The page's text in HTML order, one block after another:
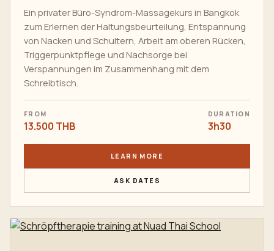
Ein privater Büro-Syndrom-Massagekurs in Bangkok
zum Erlernen der Haltungsbeurteilung, Entspannung
von Nacken und Schultern, Arbeit am oberen Rücken,
Triggerpunktpflege und Nachsorge bei
Verspannungen im Zusammenhang mit dem
Schreibtisch.
FROM
13.500 THB
DURATION
3h30
LEARN MORE
ASK DATES